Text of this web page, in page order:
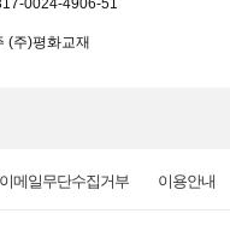
0024-4906-51
(주)평화교재
이메일무단수집거부 이용안내